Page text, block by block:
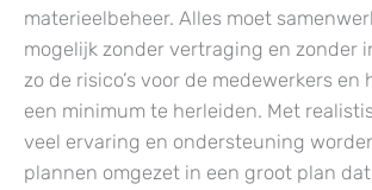
materieelbeheer. Alles moet
mogelijk zonder vertraging en zonder
zo de risico’s voor de medewerkers
een minimum te herleiden. Met
veel ervaring en ondersteuning
plannen omgezet in een groot plan